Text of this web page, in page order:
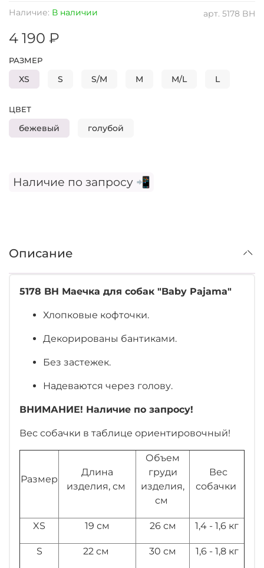
арт. 5178 BH
Наличие: В наличии
Наличие по запросу 📲
4 190 ₽
РАЗМЕР
XS S S/M M M/L L
ЦВЕТ
бежевый голубой
Описание
5178 BH Маечка для собак "Baby Pajama"
Хлопковые кофточки.
Декорированы бантиками.
Без застежек.
Надеваются через голову.
ВНИМАНИЕ! Наличие по запросу!
Вес собачки в таблице ориентировочный!
Размер
Длина
изделия, см
Объем
груди
изделия,
см
Вес
собачки
XS 19 см 26 см 1,4 - 1,6 кг
S 22 см 30 см 1,6 - 1,8 кг